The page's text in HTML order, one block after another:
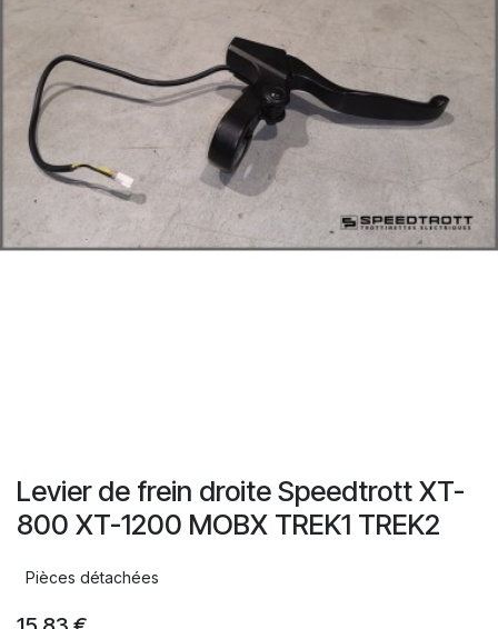
Levier de frein droite Speedtrott XT-
800 XT-1200 MOBX TREK1 TREK2
Pièces détachées